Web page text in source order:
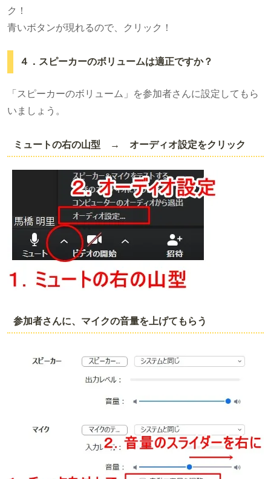
ク！
青いボタンが現れるので、クリック！
４．スピーカーのボリュームは適正ですか？
「スピーカーのボリューム」を参加者さんに設定してもら
いましょう。
ミュートの右の山型 → オーディオ設定をクリック
参加者さんに、マイクの音量を上げてもらう